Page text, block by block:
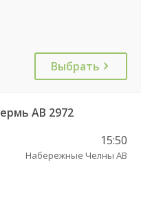
Выбрать
АВ 2972
15:50
Набережные Челны АВ